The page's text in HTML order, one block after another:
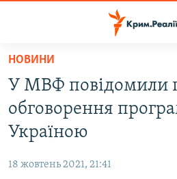
Перейти
основного
матеріалу
Перейти
до
основної
ВОДА.КРИМ
ВІДЕО ТА ФОТО
БЛОГИ
НОВИНИ
У МВФ повідомили
обговорення
Україною
18 жовтень 2021, 21:41